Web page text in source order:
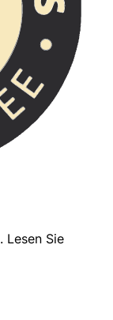
. Lesen Sie